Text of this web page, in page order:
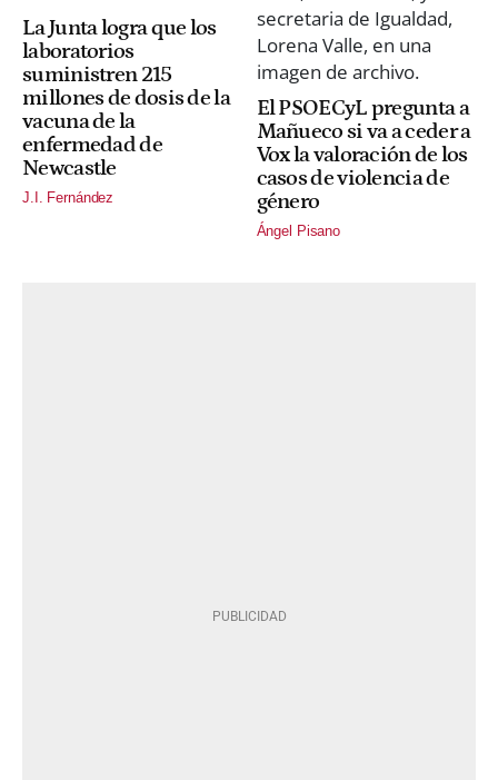
La Junta logra que los
laboratorios
suministren 215
millones de dosis de la
vacuna de la
enfermedad de
Newcastle
J.I. Fernández
El PSOECyL pregunta a
Mañueco si va a ceder a
Vox la valoración de los
casos de violencia de
género
Ángel Pisano